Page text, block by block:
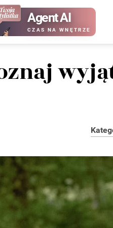
Agent AI
CZAS NA WNĘTRZE